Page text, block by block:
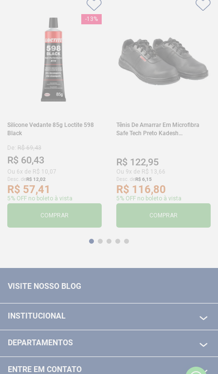
-13%
Silicone Vedante 85g Loctite 598
Black
De: R$ 69,43
R$ 60,43
Ou 6x de R$ 10,07
Desc. deR$ 12,02
R$ 57,41
5% OFF no boleto à vista
COMPRAR
Tênis De Amarrar Em Microfibra
Safe Tech Preto Kadesh
R$ 122,95
Ou 9x de R$ 13,66
Desc. deR$ 6,15
R$ 116,80
5% OFF no boleto à vista
COMPRAR
VISITE NOSSO BLOG
INSTITUCIONAL
POLITICA DE TROCA E DEVOLUÇÃO
DEPARTAMENTOS
ENTRE EM CONTATO